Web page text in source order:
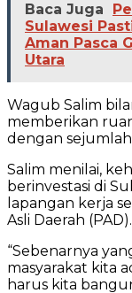
Baca Juga
Sulawesi
Aman Pasca
Utara
Wagub Salim
memberikan
dengan
Salim menilai,
berinvestasi di
lapangan kerja
Asli Daerah (PAD).
“Sebenarnya
masyarakat kita
harus kita